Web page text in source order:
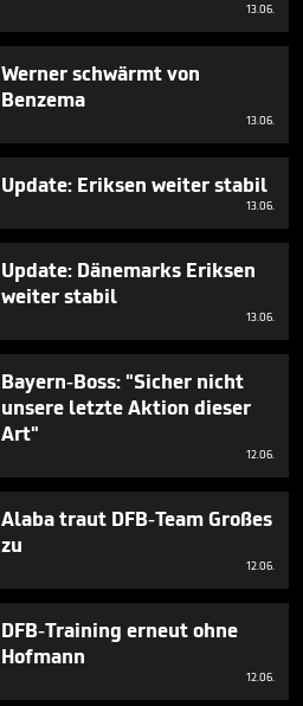
13.06.
Werner schwärmt von
Benzema
13.06.
Update: Eriksen weiter stabil
13.06.
Update: Dänemarks Eriksen
weiter stabil
13.06.
Bayern-Boss: "Sicher nicht
unsere letzte Aktion dieser
Art"
12.06.
Alaba traut DFB-Team Großes
zu
12.06.
DFB-Training erneut ohne
Hofmann
12.06.